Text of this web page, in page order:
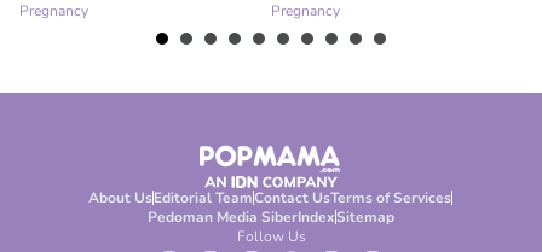
Pregnancy
Pregnancy
About UsEditorial TeamContact UsTerms of Services
Pedoman Media SiberIndexSitemap
Follow Us